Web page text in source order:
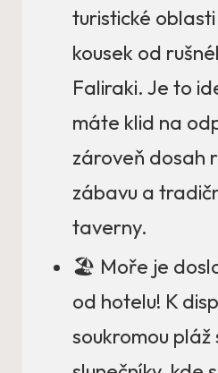
turistické oblasti
kousek od
Faliraki. Je to
máte klid na
zároveň dosah
zábavu a
taverny.
🏖️ Moře je
od hotelu! K
soukromou pláž